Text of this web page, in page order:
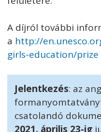
A díjról további
a http://
girls-education/prize
Jelentkezés: az
csatolandó
2021. április 23-ig